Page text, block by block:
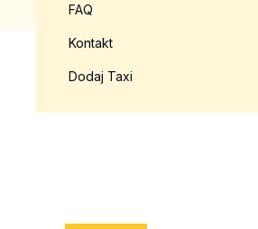
FAQ
Kontakt
Dodaj Taxi